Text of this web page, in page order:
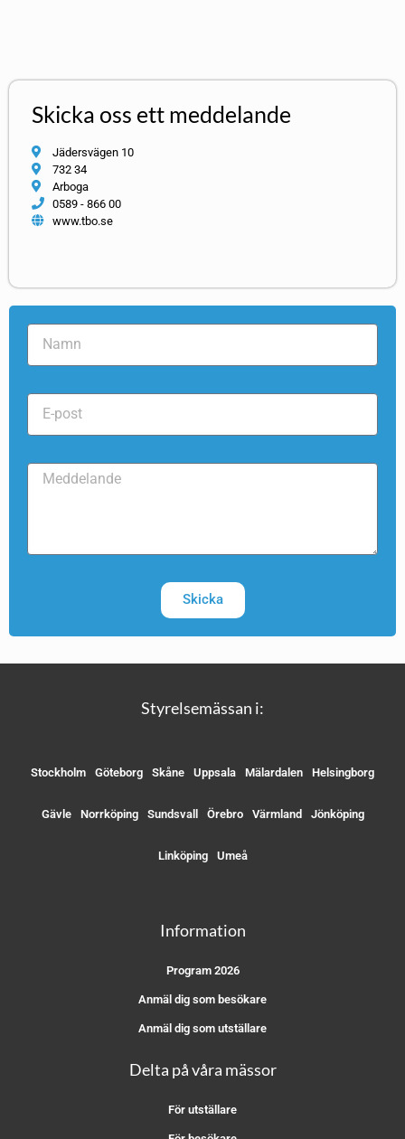
Skicka oss ett meddelande
Jädersvägen 10
732 34
Arboga
0589 - 866 00
www.tbo.se
Skicka
Styrelsemässan i:
Stockholm Göteborg Skåne Uppsala Mälardalen Helsingborg
Gävle Norrköping Sundsvall Örebro Värmland Jönköping
Linköping Umeå
Information
Program 2026
Anmäl dig som besökare
Anmäl dig som utställare
Delta på våra mässor
För utställare